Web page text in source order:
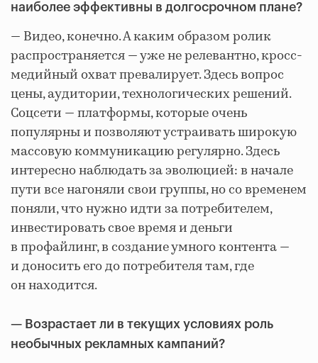
наиболее эффективны в долгосрочном плане?
— Видео, конечно. А каким образом ролик
распространяется — уже не релевантно, кросс-
медийный охват превалирует. Здесь вопрос
цены, аудитории, технологических решений.
Соцсети — платформы, которые очень
популярны и позволяют устраивать широкую
массовую коммуникацию регулярно. Здесь
интересно наблюдать за эволюцией: в начале
пути все нагоняли свои группы, но со временем
поняли, что нужно идти за потребителем,
инвестировать свое время и деньги
в профайлинг, в создание умного контента —
и доносить его до потребителя там, где
он находится.
— Возрастает ли в текущих условиях роль
необычных рекламных кампаний?